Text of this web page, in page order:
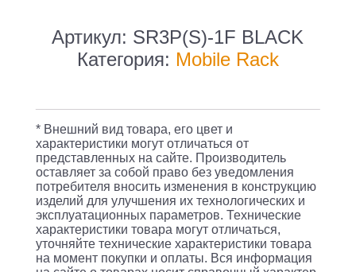
бокс
для
MR3-
SATA(S)-1F
SATA
II
пластик
черный
3.5"
Артикул: SR3P(S)-1F BLACK
Категория: Mobile Rack
* Внешний вид товара, его цвет и
характеристики могут отличаться от
представленных на сайте. Производитель
оставляет за собой право без уведомления
потребителя вносить изменения в конструкцию
изделий для улучшения их технологических и
эксплуатационных параметров. Технические
характеристики товара могут отличаться,
уточняйте технические характеристики товара
на момент покупки и оплаты. Вся информация